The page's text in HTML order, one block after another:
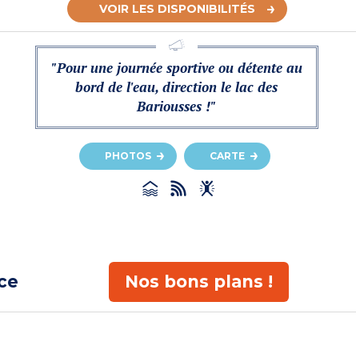
VOIR LES DISPONIBILITÉS
"Pour une journée sportive ou détente au
bord de l'eau, direction le lac des
Bariousses !"
PHOTOS CARTE
Nos bons plans !